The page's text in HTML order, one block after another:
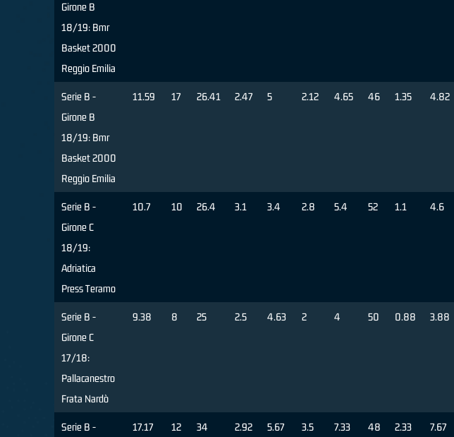
Girone B
18/19: Bmr
Basket 2000
Reggio Emilia
Serie B -
Girone B
18/19: Bmr
Basket 2000
Reggio Emilia
11.59 17 26.41 2.47 5 2.12 4.65 46 1.35 4.82
Serie B -
Girone C
18/19:
Adriatica
Press Teramo
10.7 10 26.4 3.1 3.4 2.8 5.4 52 1.1 4.6
Serie B -
Girone C
17/18:
Pallacanestro
Frata Nardò
9.38 8 25 2.5 4.63 2 4 50 0.88 3.88
Serie B -
17.17 12 34 2.92 5.67 3.5 7.33 48 2.33 7.67